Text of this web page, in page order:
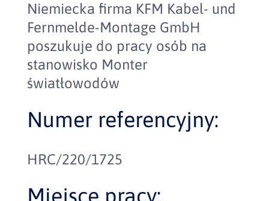
Niemiecka firma KFM Kabel- und
Fernmelde-Montage GmbH
poszukuje do pracy osób na
stanowisko Monter
światłowodów
Numer referencyjny:
HRC/220/1725
Miejsce pracy: